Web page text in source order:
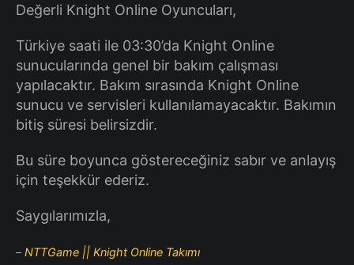
Değerli Knight Online Oyuncuları,
Türkiye saati ile 03:30’da Knight Online
sunucularında genel bir bakım çalışması
yapılacaktır. Bakım sırasında Knight Online
sunucu ve servisleri kullanılamayacaktır. Bakımın
bitiş süresi belirsizdir.
Bu süre boyunca göstereceğiniz sabır ve anlayış
için teşekkür ederiz.
Saygılarımızla,
–NTTGame || Knight Online Takımı